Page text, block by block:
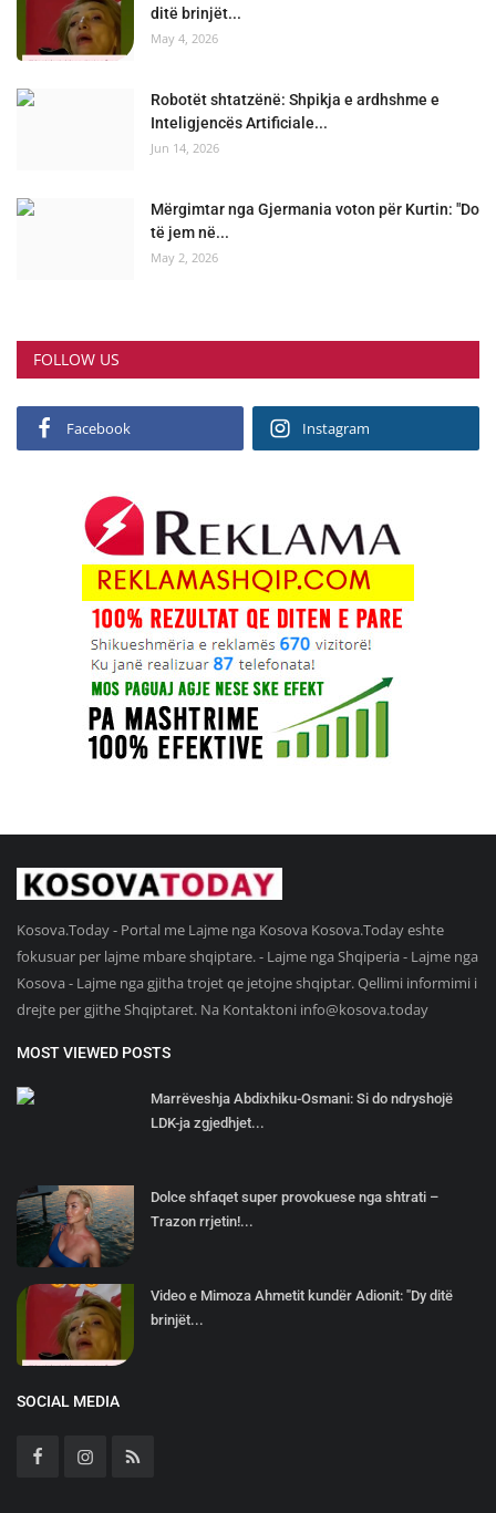
ditë brinjët...
May 4, 2026
Robotët shtatzënë: Shpikja e ardhshme e
Inteligjencës Artificiale...
Jun 14, 2026
Mërgimtar nga Gjermania voton për Kurtin: "Do
të jem në...
May 2, 2026
FOLLOW US
Facebook Instagram
Kosova.Today - Portal me Lajme nga Kosova Kosova.Today eshte
fokusuar per lajme mbare shqiptare. - Lajme nga Shqiperia - Lajme nga
Kosova - Lajme nga gjitha trojet qe jetojne shqiptar. Qellimi informimi i
drejte per gjithe Shqiptaret. Na Kontaktoni info@kosova.today
MOST VIEWED POSTS
Marrëveshja Abdixhiku-Osmani: Si do ndryshojë
LDK-ja zgjedhjet...
Dolce shfaqet super provokuese nga shtrati –
Trazon rrjetin!...
Video e Mimoza Ahmetit kundër Adionit: "Dy ditë
brinjët...
SOCIAL MEDIA